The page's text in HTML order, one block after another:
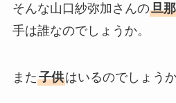
そんな山口紗弥加さんの旦那
手は誰なのでしょうか。
また子供はいるのでしょう